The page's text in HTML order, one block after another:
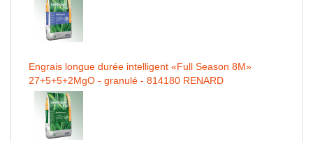
Engrais longue durée intelligent «Full Season 8M»
27+5+5+2MgO - granulé - 814180 RENARD